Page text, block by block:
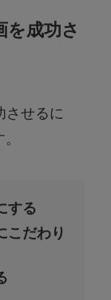
を成功さ
させるに
する
こだわり